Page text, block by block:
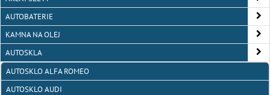
AUTOBATERIE
KAMNA NA OLEJ
AUTOSKLA
AUTOSKLO ALFA ROMEO
AUTOSKLO AUDI